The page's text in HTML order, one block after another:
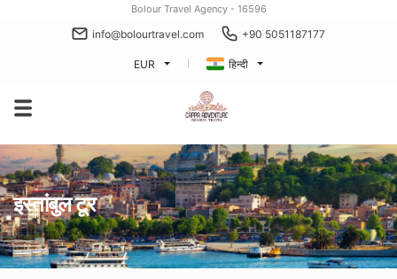
Bolour Travel Agency - 16596
info@bolourtravel.com +90 5051187177
EUR हिन्दी
इस्तांबुल टूर